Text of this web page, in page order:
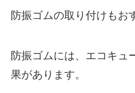
防振ゴムの取り付けもお
防振ゴムには、エコキュ
果があります。